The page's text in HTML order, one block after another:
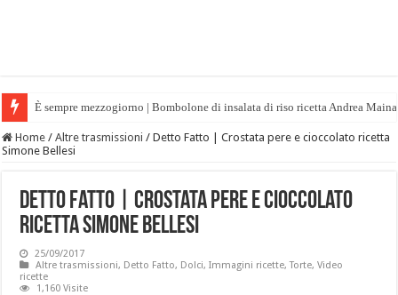
È sempre mezzogiorno | Bombolone di insalata di riso ricetta Andrea
Home / Altre trasmissioni / Detto Fatto | Crostata pere e cioccolato ricetta
Simone Bellesi
Detto Fatto | Crostata pere e cioccolato
ricetta Simone Bellesi
25/09/2017
Altre trasmissioni, Detto Fatto, Dolci,Immagini ricette,Torte,Video
ricette
1,160 Visite